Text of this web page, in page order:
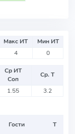
Макс ИТ
Мин ИТ
4 0
Ср ИТ
Соп
Ср. Т
1.55 3.2
Гости Т